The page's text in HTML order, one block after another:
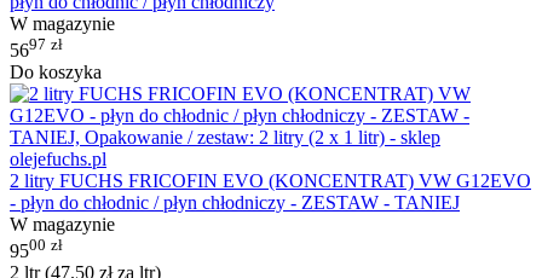
W magazynie
5697 zł
Do koszyka
2 litry FUCHS FRICOFIN EVO (KONCENTRAT) VW G12EVO
- płyn do chłodnic / płyn chłodniczy - ZESTAW - TANIEJ
W magazynie
9500 zł
2 ltr (47.50 złza ltr)